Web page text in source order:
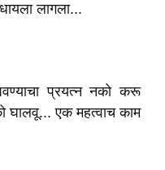
लागला...
प्रयत्न नको करू
घालवू... एक महत्वाच काम